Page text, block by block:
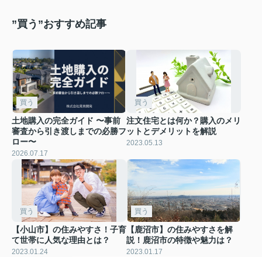
”買う”おすすめ記事
買う
土地購入の完全ガイド 〜事前
審査から引き渡しまでの必勝フ
ロー〜
2026.07.17
買う
注文住宅とは何か？購入のメリ
ットとデメリットを解説
2023.05.13
買う
【小山市】の住みやすさ！子育
て世帯に人気な理由とは？
2023.01.24
買う
【鹿沼市】の住みやすさを解
説！鹿沼市の特徴や魅力は？
2023.01.17